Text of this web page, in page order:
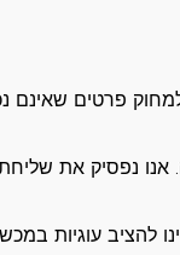
פרטים שאינם
אנו נפסיק את
להציב עוגיות